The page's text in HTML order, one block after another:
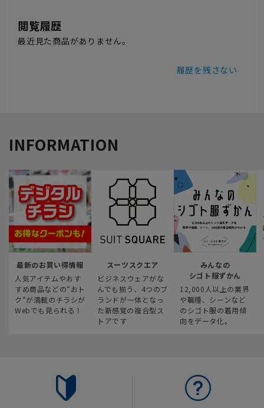
閲覧履歴
最近見た商品がありません。
履歴を残さない
INFORMATION
最新のお買い得情報
人気アイテムやおす
すめ商品などの“おト
ク“が満載のチラシが
Webでも見られる！
スーツスクエア
ビジネスウェアがな
んでも揃う、4つのブ
ランドが一体となっ
た新感覚の複合型ス
トアです
みんなの
シゴト服ずかん
12,000人以上の業界
や職種、シーンなど
のシゴト服の着用傾
向をデータ化。